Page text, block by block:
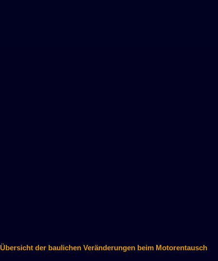
Übersicht der baulichen Veränderungen beim Motorentausch